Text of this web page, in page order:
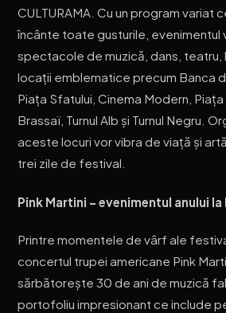
CULTURAMA. Cu un program variat
încânte toate gusturile, evenimentul
spectacole de muzică, dans, teatru,
locații emblematice precum Banca
Piaţa Sfatului, Cinema Modern,
Brassaï, Turnul Alb şi Turnul Negru.
aceste locuri vor vibra de viață și
trei zile de festival.
Pink Martini – evenimentul anului
Printre momentele de vârf ale
concertul trupei americane Pink
sărbătorește 30 de ani de muzică
portofoliu impresionant ce include